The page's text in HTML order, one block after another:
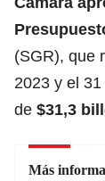
(SGR), que
2023 y el
de $31,3
Más